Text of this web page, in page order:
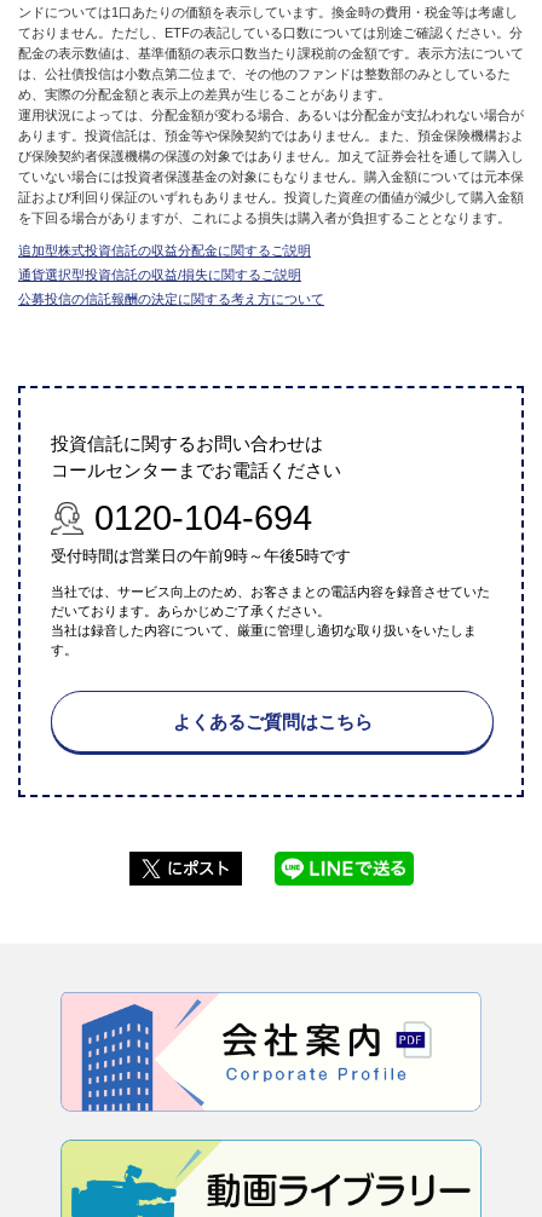
ンドについては1口あたりの価額を表示しています。換金時の費用・税金等は考慮し
ておりません。ただし、ETFの表記している口数については別途ご確認ください。分
配金の表示数値は、基準価額の表示口数当たり課税前の金額です。表示方法について
は、公社債投信は小数点第二位まで、その他のファンドは整数部のみとしているた
め、実際の分配金額と表示上の差異が生じることがあります。
運用状況によっては、分配金額が変わる場合、あるいは分配金が支払われない場合が
あります。投資信託は、預金等や保険契約ではありません。また、預金保険機構およ
び保険契約者保護機構の保護の対象ではありません。加えて証券会社を通して購入し
ていない場合には投資者保護基金の対象にもなりません。購入金額については元本保
証および利回り保証のいずれもありません。投資した資産の価値が減少して購入金額
を下回る場合がありますが、これによる損失は購入者が負担することとなります。
追加型株式投資信託の収益分配金に関するご説明
通貨選択型投資信託の収益/損失に関するご説明
公募投信の信託報酬の決定に関する考え方について
投資信託に関するお問い合わせは
コールセンターまでお電話ください
0120-104-694
受付時間は営業日の午前9時～午後5時です
当社では、サービス向上のため、お客さまとの電話内容を録音させていた
だいております。あらかじめご了承ください。
当社は録音した内容について、厳重に管理し適切な取り扱いをいたしま
す。
よくあるご質問はこちら